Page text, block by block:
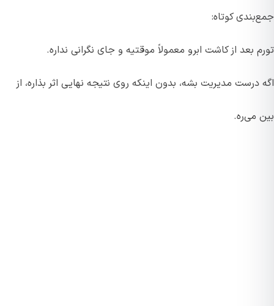
جمع‌بندی کوتاه:
تورم بعد از کاشت ابرو معمولاً موقتیه و جای نگرانی نداره.
اگه درست مدیریت بشه، بدون اینکه روی نتیجه نهایی اثر بذاره، از
بین می‌ره.